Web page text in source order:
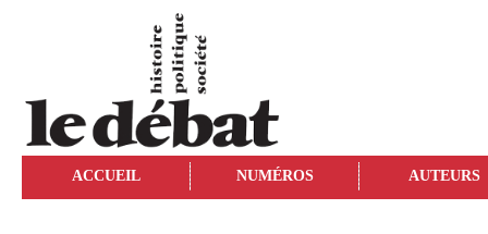
ACCUEIL NUMÉROS AUTEURS